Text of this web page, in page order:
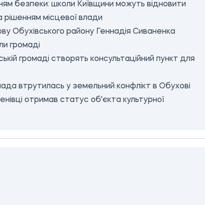
безпеки: школи Київщини можуть відновити
рішенням місцевої влади
Обухівського району Геннадія Сиваненка
громаді
громаді створять консультаційний пункт для
втрутилась у земельний конфлікт в Обухові
отримав статус об'єкта культурної